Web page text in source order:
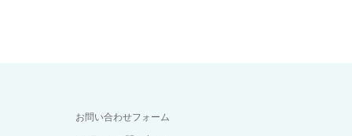
お問い合わせフォーム